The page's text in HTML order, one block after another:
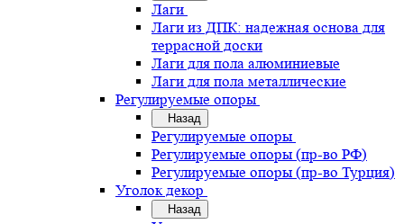
Лаги
Лаги из ДПК: надежная основа для
террасной доски
Лаги для пола алюминиевые
Лаги для пола металлические
Регулируемые опоры
Назад
Регулируемые опоры
Регулируемые опоры (пр-во РФ)
Регулируемые опоры (пр-во Турция)
Уголок декор
Назад